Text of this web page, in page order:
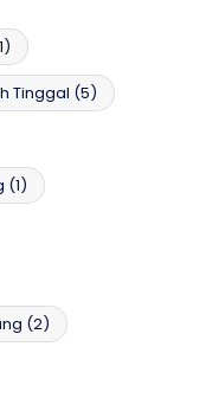
Tinggal (5)
(1)
(2)